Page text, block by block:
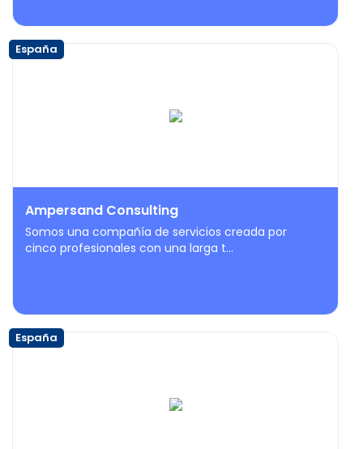
España
Ampersand Consulting
Somos una compañía de servicios creada por
cinco profesionales con una larga t...
España